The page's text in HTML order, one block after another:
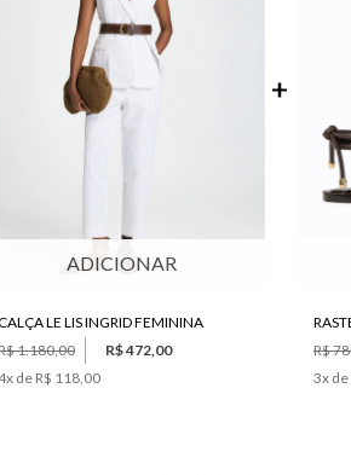
ADICIONAR
LE LIS INGRID FEMININA
1.180,00
R$ 472,00
x de R$ 118,00
R$
3x de